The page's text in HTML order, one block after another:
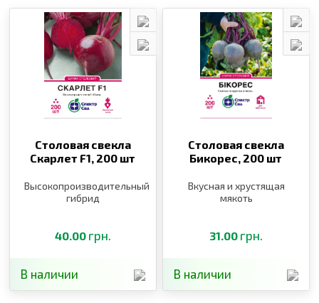
Столовая свекла
Скарлет F1, 200 шт
Высокопроизводительный
гибрид
40.00 грн.
В наличии
Столовая свекла
Бикорес, 200 шт
Вкусная и хрустящая
мякоть
31.00 грн.
В наличии